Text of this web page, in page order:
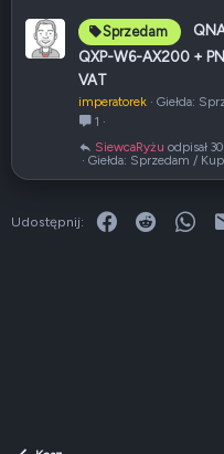
Sprzedam
QXP-W6-AX200 +
VAT
imperatorek
Giełda:
1
Giełda: Sprzedam /
SiewcaRyżu
Udostępnij: Facebook
Reddit